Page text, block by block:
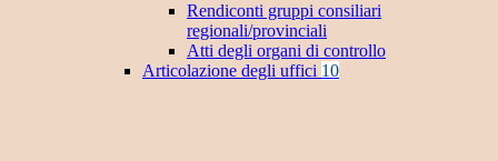
Rendiconti gruppi consiliari
regionali/provinciali
Atti degli organi di controllo
Articolazione degli uffici 10